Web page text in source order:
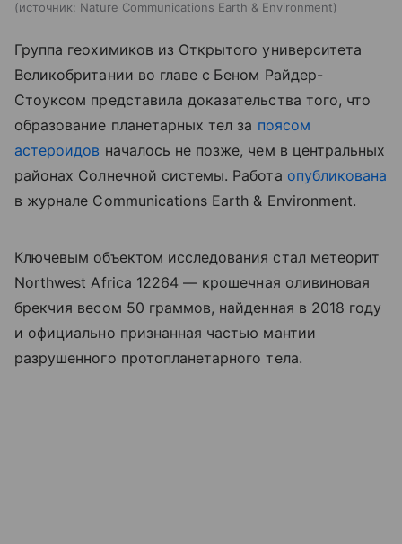
источник: Nature Communications Earth & Environment
Группа геохимиков из Открытого университета
Великобритании во главе с Беном Райдер-
Стоуксом представила доказательства того, что
образование планетарных тел за поясом
астероидов началось не позже, чем в центральных
районах Солнечной системы. Работа опубликована
в журнале Communications Earth & Environment.
Ключевым объектом исследования стал метеорит
Northwest Africa 12264 — крошечная оливиновая
брекчия весом 50 граммов, найденная в 2018 году
и официально признанная частью мантии
разрушенного протопланетарного тела.